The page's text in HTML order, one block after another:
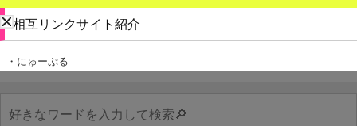
相互リンクサイト紹介
・にゅーぷる